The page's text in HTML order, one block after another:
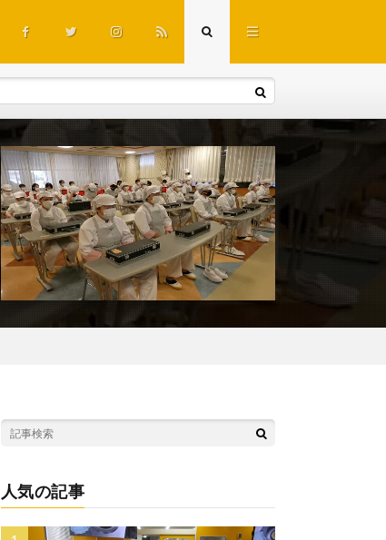
人気の記事